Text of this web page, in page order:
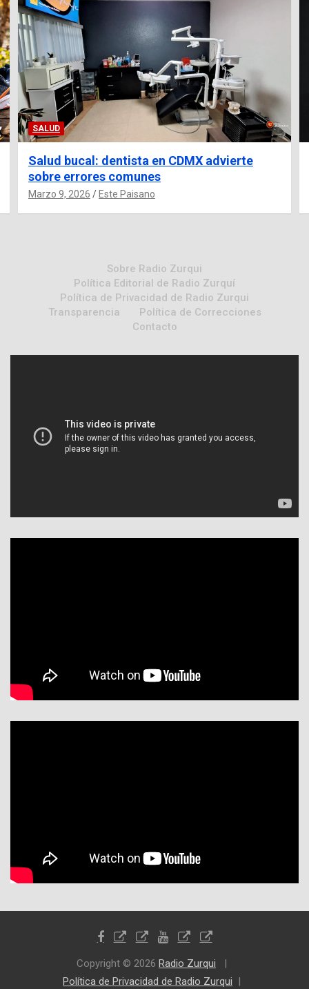
SALUD
Salud bucal: dentista en CDMX advierte
sobre errores comunes
Marzo 9, 2026 Este Paisano
Sobre Radio Zurqui
Política Editorial de Radio Zurquí
Política de Privacidad de Radio Zurqui
Transparencia
Política de Correcciones
Contacto
Copyright © 2026 Radio Zurqui
Política de Privacidad de Radio Zurqui